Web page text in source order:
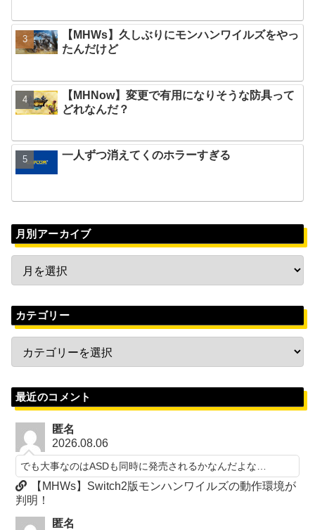
【MHWs】久しぶりにモンハンワイルズをやっ
たんだけど
【MHNow】変更で有用になりそうな防具って
どれなんだ？
一人ずつ消えてくのホラーすぎる
月別アーカイブ
カテゴリー
最近のコメント
匿名
2026.08.06
でも大事なのはASDも同時に発売されるかなんだよな…
【MHWs】Switch2版モンハンワイルズの動作環境が
判明！
匿名